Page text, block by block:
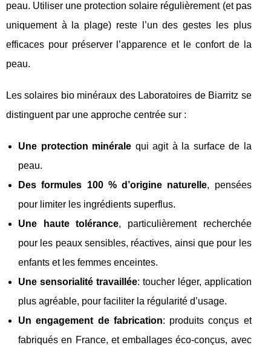
peau. Utiliser une protection solaire régulièrement (et pas
uniquement à la plage) reste l’un des gestes les plus
efficaces pour préserver l’apparence et le confort de la
peau.
Les solaires bio minéraux des Laboratoires de Biarritz se
distinguent par une approche centrée sur :
Une protection minérale qui agit à la surface de la
peau.
Des formules 100 % d’origine naturelle, pensées
pour limiter les ingrédients superflus.
Une haute tolérance, particulièrement recherchée
pour les peaux sensibles, réactives, ainsi que pour les
enfants et les femmes enceintes.
Une sensorialité travaillée: toucher léger, application
plus agréable, pour faciliter la régularité d’usage.
Un engagement de fabrication: produits conçus et
fabriqués en France, et emballages éco-conçus, avec